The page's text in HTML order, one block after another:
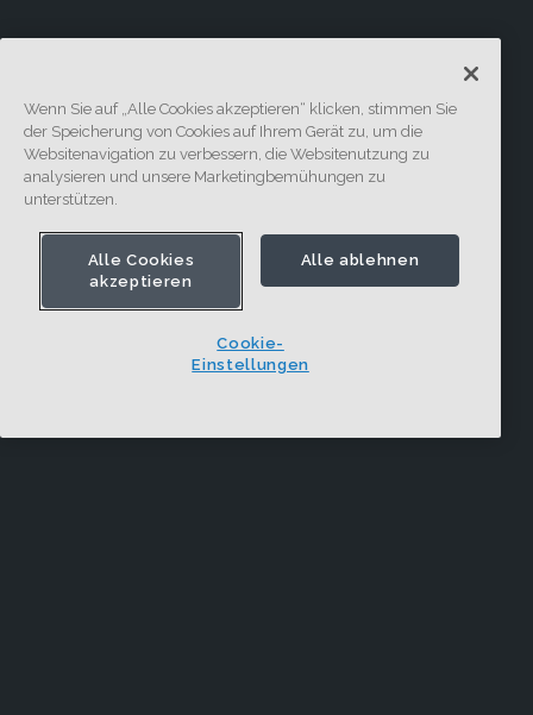
Wenn Sie auf „Alle Cookies akzeptieren“ klicken, stimmen Sie
der Speicherung von Cookies auf Ihrem Gerät zu, um die
Websitenavigation zu verbessern, die Websitenutzung zu
analysieren und unsere Marketingbemühungen zu
unterstützen.
Alle Cookies
akzeptieren
Alle ablehnen
Cookie-
Einstellungen